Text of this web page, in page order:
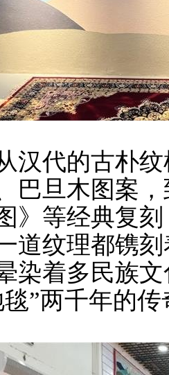
汉代的古朴
巴旦木图案
》等经典复
道纹理都镌
染着多民族
”两千年的传